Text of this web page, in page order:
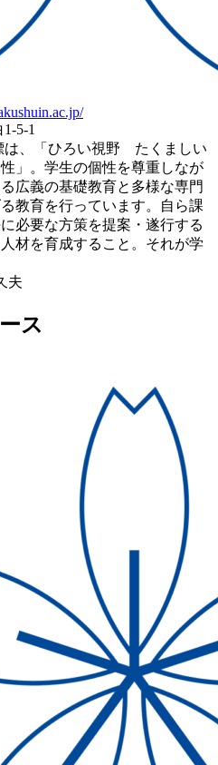
5-1
は、「ひろい視野 たくましい
」。学生の個性を尊重しなが
広義の基礎教育と多様な専門
教育を行っています。自ら課
必要な方策を提案・遂行する
材を育成すること。それが学
夫
ス